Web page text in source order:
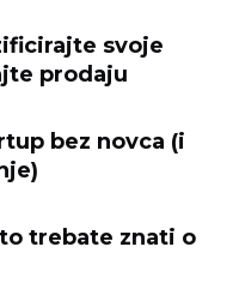
svoje
prodaju
bez novca (i
trebate znati o